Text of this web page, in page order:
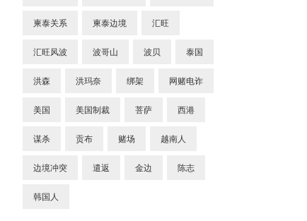
柬泰关系 柬泰边境 汇旺
汇旺风波 波哥山 波贝 泰国
洪森 洪玛奈 绑架 网赌电诈
美国 美国制裁 菩萨 西港
谋杀 贡布 赌场 越南人
边境冲突 遣返 金边 陈志
韩国人